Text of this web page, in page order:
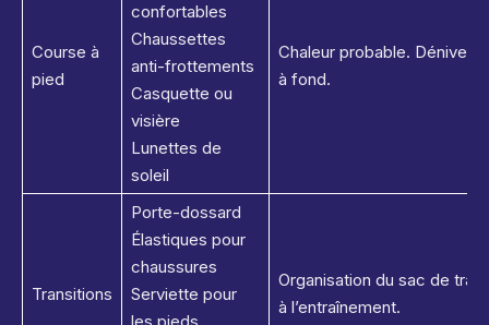
Course à
pied
confortables
Chaussettes
anti-frottements
Casquette ou
visière
Lunettes de
soleil
Chaleur probable.
à fond.
Transitions
Porte-dossard
Élastiques pour
chaussures
Serviette pour
Organisation du sac de
à l’entraînement.